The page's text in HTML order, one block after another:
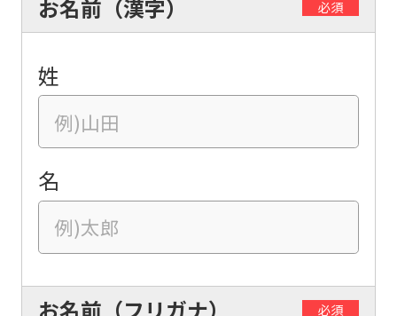
お名前（漢字） 必須
姓
名
お名前（フリガナ） 必須